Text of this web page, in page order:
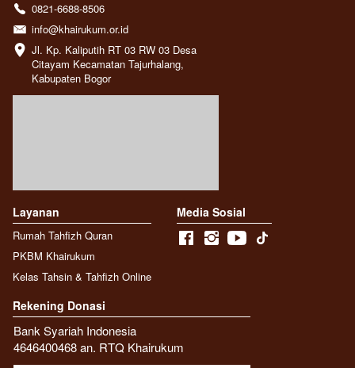
0821-6688-8506
info@khairukum.or.id
Jl. Kp. Kaliputih RT 03 RW 03 Desa
Citayam Kecamatan Tajurhalang,
Kabupaten Bogor
Layanan
Rumah Tahfizh Quran
PKBM Khairukum
Kelas Tahsin & Tahfizh Online
Media Sosial
Rekening Donasi
Bank Syariah Indonesia
4646400468 an. RTQ Khairukum